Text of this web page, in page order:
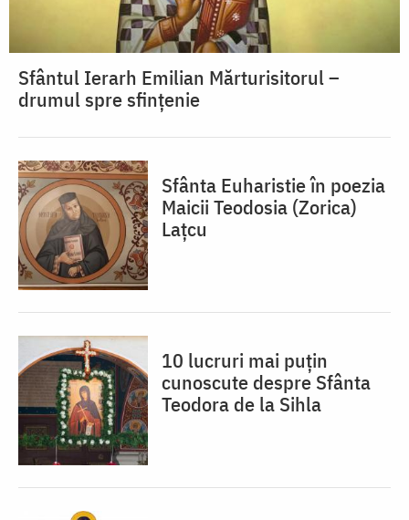
Sfântul Ierarh Emilian Mărturisitorul –
drumul spre sfințenie
Sfânta Euharistie în poezia
Maicii Teodosia (Zorica)
Lațcu
10 lucruri mai puțin
cunoscute despre Sfânta
Teodora de la Sihla